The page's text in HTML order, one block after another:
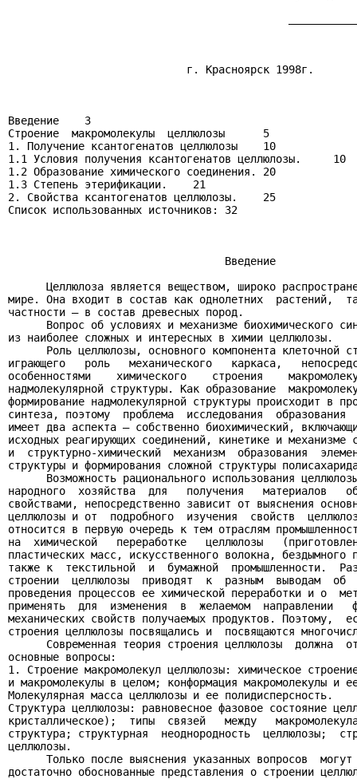
                            г. Красноярск 1998г.
Введение    3
Строение  макромолекулы  целлюлозы      5
1. Получение ксантогенатов целлюлозы    10
1.1 Условия получения ксантогенатов целлюлозы.     10
1.2 Образование химического соединения. 20
1.3 Степень этерификации.    21
2. Свойства ксантогенатов целлюлозы.    25
Список использованных источников: 32
                                  Введение
Целлюлоза является веществом, широко
мире. Она входит в состав как однолетних  растений,
частности – в состав древесных пород.
Вопрос об условиях и механизме биохимического
из наиболее сложных и интересных в химии целлюлозы.
Роль целлюлозы, основного компонента клеточной
играющего   роль   механического   каркаса,
особенностями    химического    строения
надмолекулярной структуры. Как образование
формирование надмолекулярной структуры происходит в
синтеза, поэтому  проблема  исследования
имеет два аспекта – собственно биохимический,
исходных реагирующих соединений, кинетике и механизме
и  структурно-химический  механизм  образования
структуры и формирования сложной структуры
Возможность рационального использования
народного  хозяйства  для   получения   материалов
свойствами, непосредственно зависит от выяснения
целлюлозы и от  подробного  изучения  свойств
относится в первую очередь к тем отраслям
на  химической   переработке   целлюлозы
пластических масс, искусственного волокна,
также к  текстильной  и  бумажной  промышленности.
строении  целлюлозы  приводят  к  разным  выводам  об
проведения процессов ее химической переработки и о
применять  для  изменения  в  желаемом  направлении
механических свойств получаемых продуктов. Поэтому,
строения целлюлозы посвящались и  посвящаются
Современная теория строения целлюлозы  должна
основные вопросы:
1. Строение макромолекул целлюлозы: химическое
и макромолекулы в целом; конформация макромолекулы и
Молекулярная масса целлюлозы и ее полидисперсность.
Структура целлюлозы: равновесное фазовое состояние
кристаллическое);  типы  связей   между
структура; структурная  неоднородность  целлюлозы;
целлюлозы.
Только после выяснения указанных вопросов
достаточно обоснованные представления о строении